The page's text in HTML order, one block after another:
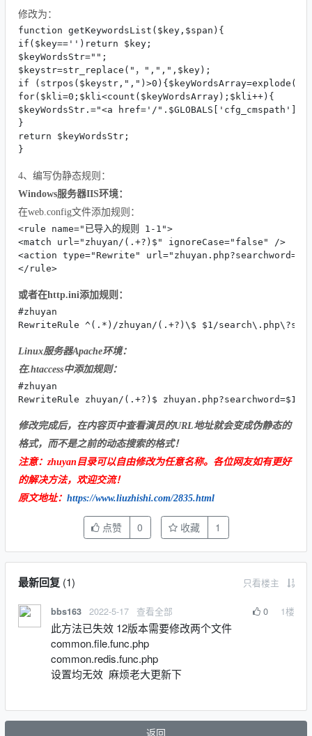
修改为：
function getKeywordsList($key,$span){
if($key=='')return $key;
$keyWordsStr="";
$keystr=str_replace("，",",",$key);
if
for($kli=0;$kli<count($keyWordsArray);$kli++){
$keyWordsStr.="<a href='/
}
return $keyWordsStr;
}
4、编写伪静态规则：
Windows服务器IIS环境：
在web.config文件添加规则：
<rule name="已导入的规则 1-1">
<match url="zhuyan/(.+?)$" ignoreCase="false" />
<action type="Rewrite"
</rule>
或者在http.ini添加规则：
#zhuyan
RewriteRule ^(.*)/zhuyan/(.+?)\$ $1/
Linux服务器Apache环境：
在.htaccess中添加规则：
#zhuyan
RewriteRule zhuyan/(.+?)$ zhuyan.php?searchword=$1
修改完成后，在内容页中查看演员的URL地址就会变成伪静态的
格式，而不是之前的动态搜索的格式！
注意：zhuyan目录可以自由修改为任意名称。各位网友如有更好
的解决方法，欢迎交流！
原文地址： https://www.liuzhishi.com/2835.html
点赞 0 收藏 1
最新回复(1) 只看楼主
bbs163 2022-5-17 查看全部 0 1楼
此方法已失效 12版本需要修改两个文件
common.file.func.php
common.redis.func.php
设置均无效 麻烦老大更新下
返回